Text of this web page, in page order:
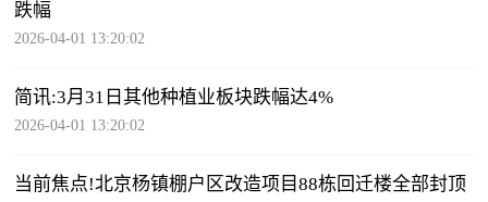
跌幅
2026-04-01 13:20:02
简讯:3月31日其他种植业板块跌幅达4%
2026-04-01 13:20:02
当前焦点!北京杨镇棚户区改造项目88栋回迁楼全部封顶